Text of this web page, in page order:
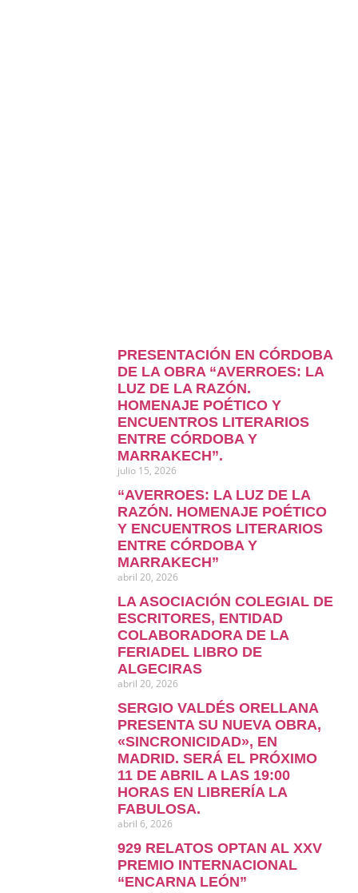
PRESENTACIÓN EN CÓRDOBA
DE LA OBRA “AVERROES: LA
LUZ DE LA RAZÓN.
HOMENAJE POÉTICO Y
ENCUENTROS LITERARIOS
ENTRE CÓRDOBA Y
MARRAKECH”.
julio 15, 2026
“AVERROES: LA LUZ DE LA
RAZÓN. HOMENAJE POÉTICO
Y ENCUENTROS LITERARIOS
ENTRE CÓRDOBA Y
MARRAKECH”
abril 20, 2026
LA ASOCIACIÓN COLEGIAL DE
ESCRITORES, ENTIDAD
COLABORADORA DE LA
FERIADEL LIBRO DE
ALGECIRAS
abril 20, 2026
SERGIO VALDÉS ORELLANA
PRESENTA SU NUEVA OBRA,
«SINCRONICIDAD», EN
MADRID. SERÁ EL PRÓXIMO
11 DE ABRIL A LAS 19:00
HORAS EN LIBRERÍA LA
FABULOSA.
abril 6, 2026
929 RELATOS OPTAN AL XXV
PREMIO INTERNACIONAL
“ENCARNA LEÓN”